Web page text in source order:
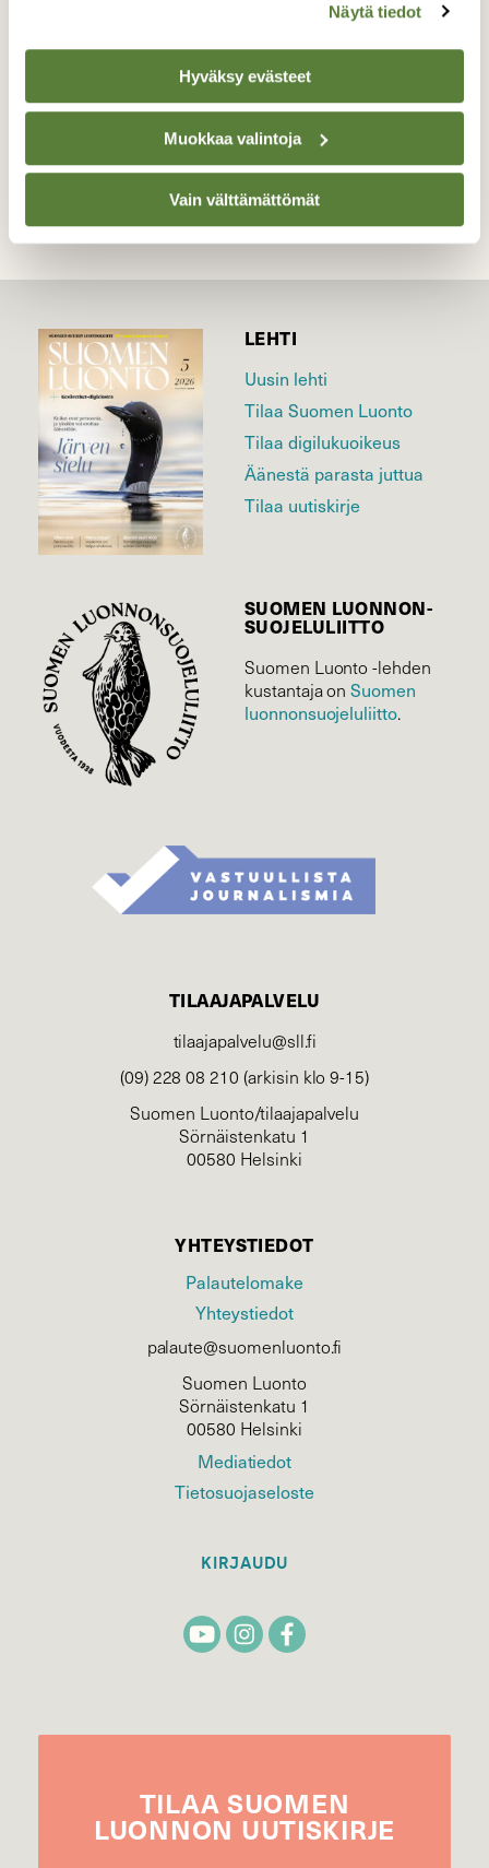
Näytä tiedot
Hyväksy evästeet
Muokkaa valintoja
Vain välttämättömät
Valokuvaaja: Risto Kangassalo, Hintsa, Raisio
TAKAISIN LISTAAN
LEHTI
Uusin lehti
Tilaa Suomen Luonto
Tilaa digilukuoikeus
Äänestä parasta juttua
Tilaa uutiskirje
SUOMEN LUONNON­
SUOJELU­LIITTO
Suomen Luonto -lehden
kustantaja onSuomen
luonnonsuojelu­liitto.
TILAAJAPALVELU
tilaajapalvelu@sll.fi
(09) 228 08 210 (arkisin klo 9-15)
Suomen Luonto/tilaajapalvelu
Sörnäistenkatu 1
00580 Helsinki
YHTEYSTIEDOT
Palautelomake
Yhteystiedot
palaute@suomenluonto.fi
Suomen Luonto
Sörnäistenkatu 1
00580 Helsinki
Mediatiedot
Tietosuojaseloste
KIRJAUDU
TILAA SUOMEN
LUONNON UUTIS­KIRJE